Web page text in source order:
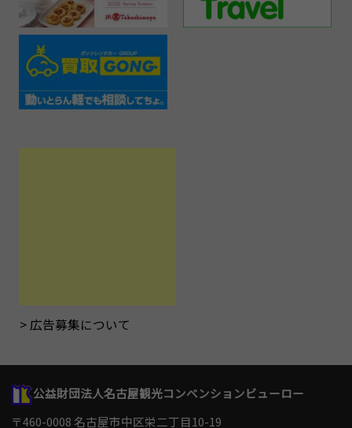
広告募集について
公益財団法人名古屋観光コンベンションビューロー
〒460-0008 名古屋市中区栄二丁目10-19